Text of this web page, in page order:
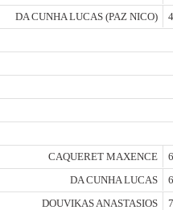
DA CUNHA LUCAS (PAZ NICO)
CAQUERET MAXENCE
DA CUNHA LUCAS
DOUVIKAS ANASTASIOS